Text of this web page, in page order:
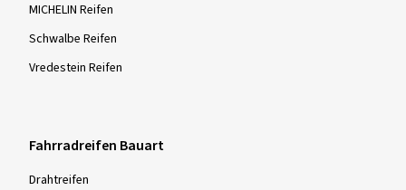
MICHELIN Reifen
Schwalbe Reifen
Vredestein Reifen
Fahrradreifen Bauart
Drahtreifen